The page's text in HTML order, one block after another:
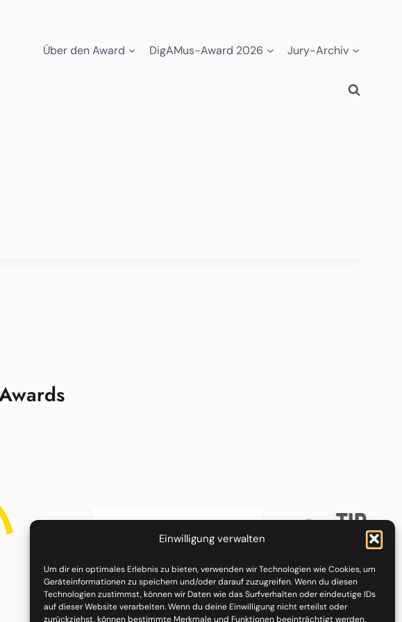
Einwilligung verwalten
Um dir ein optimales Erlebnis zu bieten, verwenden wir Technologien wie Cookies, um
Geräteinformationen zu speichern und/oder darauf zuzugreifen. Wenn du diesen
Technologien zustimmst, können wir Daten wie das Surfverhalten oder eindeutige IDs
auf dieser Website verarbeiten. Wenn du deine Einwilligung nicht erteilst oder
zurückziehst, können bestimmte Merkmale und Funktionen beeinträchtigt werden.
Über den Award DigAMus-Award 2026 Jury-Archiv